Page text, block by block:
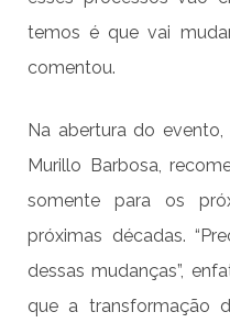
temos é que vai
comentou.
Na abertura do
Murillo Barbosa,
somente para os
próximas décadas.
dessas mudanças”,
que a transformação